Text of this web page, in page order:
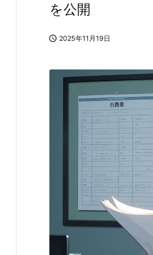
を公開
 2025年11月19日